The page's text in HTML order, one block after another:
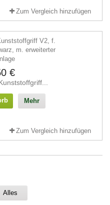
Zum Vergleich hinzufügen
€
Mehr
Zum Vergleich hinzufügen
Alles